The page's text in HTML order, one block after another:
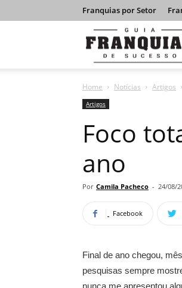
Franquias por Setor
Home Notícias Artigos
Artigos
Foco
ano
Por Camila Pacheco - 24/08/
Facebook
Final de ano chegou,
pesquisas sempre
nunca me apresentou